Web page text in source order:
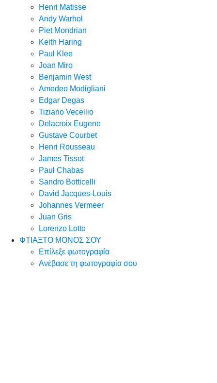
Henri Matisse
Andy Warhol
Piet Mondrian
Keith Haring
Paul Klee
Joan Miro
Benjamin West
Amedeo Modigliani
Edgar Degas
Tiziano Vecellio
Delacroix Eugene
Gustave Courbet
Henri Rousseau
James Tissot
Paul Chabas
Sandro Botticelli
David Jacques-Louis
Johannes Vermeer
Juan Gris
Lorenzo Lotto
ΦΤΙΑΞΤΟ ΜΟΝΟΣ ΣΟΥ
Επίλεξε φωτογραφία
Ανέβασε τη φωτογραφία σου